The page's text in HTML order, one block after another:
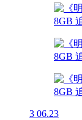
3 06.23